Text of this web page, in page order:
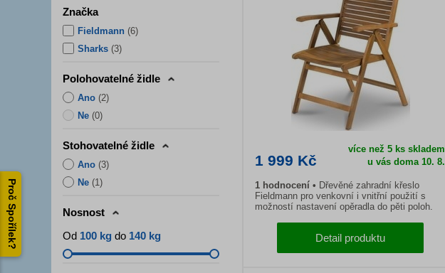
Proč Spořílek?
1 999 Kč
více než 5 ks skladem
u vás doma 10. 8.
1 hodnocení
Dřevěné zahradní křeslo
Fieldmann pro venkovní i vnitřní použití s
možností nastavení opěradla do pěti poloh.
Detail produktu
Značka
Fieldmann (6)
Sharks (3)
Polohovatelné židle
Ano (2)
Ne (0)
Stohovatelné židle
Ano (3)
Ne (1)
Nosnost
Od 100 kg do 140 kg